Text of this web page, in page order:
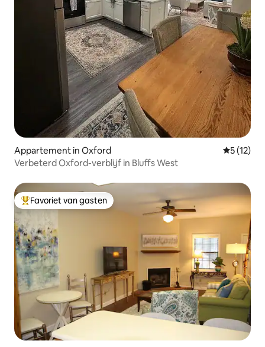
Appartement in Oxford
5 (12)
Verbeterd Oxford-verblijf in Bluffs West
Topfavoriet van gasten
Favoriet van gasten